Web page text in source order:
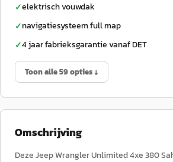
✓elektrisch vouwdak
✓navigatiesysteem full map
✓4 jaar fabrieksgarantie vanaf DET
Toon alle 59 opties ↓
Omschrijving
Deze Jeep Wrangler Unlimited 4xe 380